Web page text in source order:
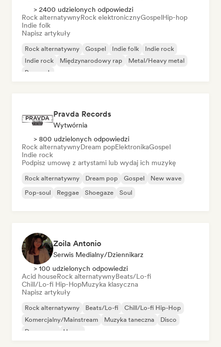
> 2400 udzielonych odpowiedzi
Rock alternatywnyRock elektronicznyGospelHip-hop
Indie folk
Napisz artykuły
Rock alternatywny Gospel Indie folk
Indie rock
Indie rock
Międzynarodowy rap
Metal/Heavy metal
Pop rock
Pravda Records
Wytwórnia
> 800 udzielonych odpowiedzi
Rock alternatywnyDream popElektronikaGospel
Indie rock
Podpisz umowę z artystami lub wydaj ich muzykę
Rock alternatywny Dream pop Gospel
New wave
Pop-soul
Reggae Shoegaze Soul
Zoila Antonio
Serwis Medialny/Dziennikarz
> 100 udzielonych odpowiedzi
Acid houseRock alternatywnyBeats/Lo-fi
Chill/Lo-fi Hip-HopMuzyka klasyczna
Napisz artykuły
Rock alternatywny Beats/Lo-fi
Chill/Lo-fi Hip-Hop
Komercjalny/Mainstream
Muzyka taneczna
Disco
Dream pop
House